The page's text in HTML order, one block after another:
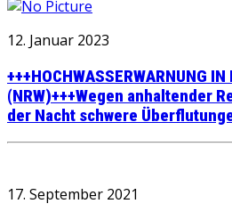
12. Januar 2023
+++HOCHWASSERWARNUNG IN
(NRW)+++Wegen anhaltender
der Nacht schwere
17. September 2021